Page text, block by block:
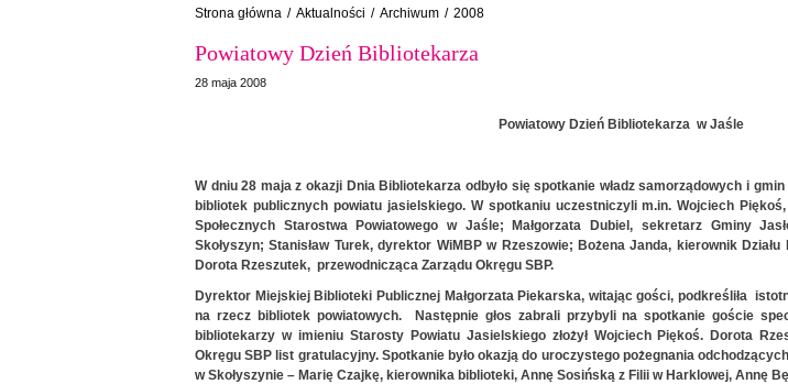
Strona główna / Aktualności / Archiwum / 2008
Powiatowy Dzień Bibliotekarza
28 maja 2008
Powiatowy Dzień Bibliotekarza w Jaśle
W dniu 28 maja z okazji Dnia Bibliotekarza odbyło się spotkanie władz samorządowych i
bibliotek publicznych powiatu jasielskiego. W spotkaniu uczestniczyli m.in. Wojciech
Społecznych Starostwa Powiatowego w Jaśle; Małgorzata Dubiel, sekretarz Gminy
Skołyszyn; Stanisław Turek, dyrektor WiMBP w Rzeszowie; Bożena Janda, kierownik
Dorota Rzeszutek, przewodnicząca Zarządu Okręgu SBP.
Dyrektor Miejskiej Biblioteki Publicznej Małgorzata Piekarska, witając gości, podkreśliła
na rzecz bibliotek powiatowych. Następnie głos zabrali przybyli na spotkanie goście
bibliotekarzy w imieniu Starosty Powiatu Jasielskiego złożył Wojciech Piękoś. Dorota
Okręgu SBP list gratulacyjny. Spotkanie było okazją do uroczystego pożegnania
w Skołyszynie – Marię Czajkę, kierownika biblioteki, Annę Sosińską z Filii w Harklowej, Annę